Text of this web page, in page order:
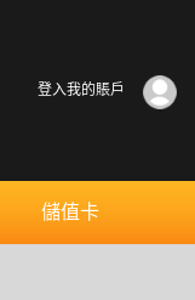
登入我的賬戶
儲值卡